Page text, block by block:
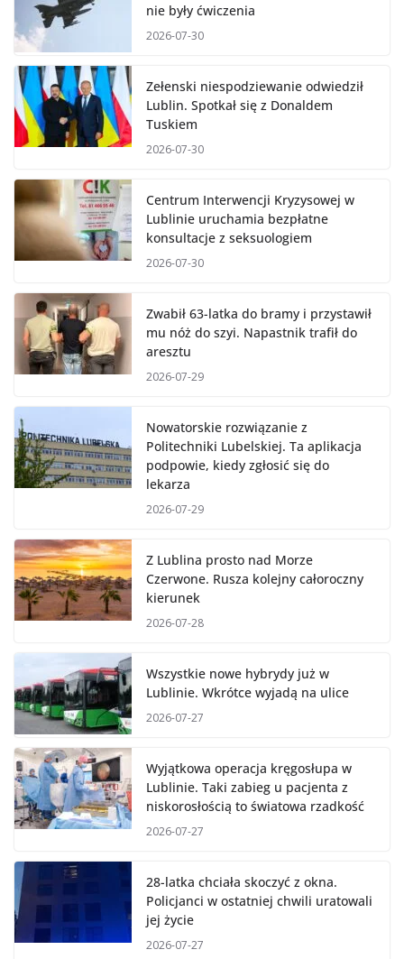
Syreny obudziły Lublin nad ranem. To
nie były ćwiczenia
Zełenski niespodziewanie odwiedził
Lublin. Spotkał się z Donaldem
Tuskiem
Centrum Interwencji Kryzysowej w
Lublinie uruchamia bezpłatne
konsultacje z seksuologiem
Zwabił 63-latka do bramy i przystawił
mu nóż do szyi. Napastnik trafił do
aresztu
Nowatorskie rozwiązanie z
Politechniki Lubelskiej. Ta aplikacja
podpowie, kiedy zgłosić się do
lekarza
Z Lublina prosto nad Morze
Czerwone. Rusza kolejny całoroczny
kierunek
Wszystkie nowe hybrydy już w
Lublinie. Wkrótce wyjadą na ulice
Wyjątkowa operacja kręgosłupa w
Lublinie. Taki zabieg u pacjenta z
niskorosłością to światowa rzadkość
28-latka chciała skoczyć z okna.
Policjanci w ostatniej chwili uratowali
jej życie